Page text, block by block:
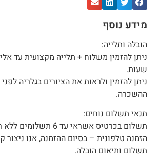
מידע נוסף
הובלה ותלייה:
שעות.
ניתן להזמין ולראות את הציורים בגלריה
ההשכרה.
תנאי תשלום נוחים:
תשלום בכרטיס אשראי עד 6 תשלומים ללא ריבית.
הזמנה טלפונית – בסיום ההזמנה, אנו
תשלום ותיאום הובלה.